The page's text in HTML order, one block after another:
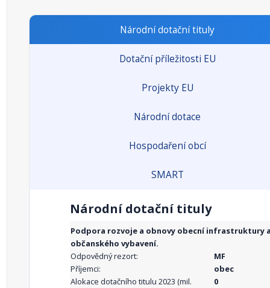
Národní dotační tituly
Dotační příležitosti EU
Projekty EU
Národní dotace
Hospodaření obcí
SMART
Národní dotační tituly
Podpora rozvoje a obnovy obecní infrastruktury
občanského vybavení.
Odpovědný rezort:
MF
Příjemci:
obec
Alokace dotačního titulu 2023 (mil.
0